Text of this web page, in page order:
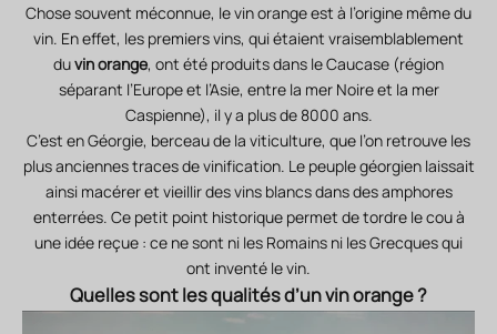
Chose souvent méconnue, le vin orange est à l’origine même du
vin. En effet, les premiers vins, qui étaient vraisemblablement
duvin orange, ont été produits dans le Caucase (région
séparant l’Europe et l’Asie, entre la mer Noire et la mer
Caspienne), il y a plus de 8000 ans.
C’est en Géorgie, berceau de la viticulture, que l’on retrouve les
plus anciennes traces de vinification. Le peuple géorgien laissait
ainsi macérer et vieillir des vins blancs dans des amphores
enterrées. Ce petit point historique permet de tordre le cou à
une idée reçue : ce ne sont ni les Romains ni les Grecques qui
ont inventé le vin.
Quelles sont les qualités d’un vin orange ?